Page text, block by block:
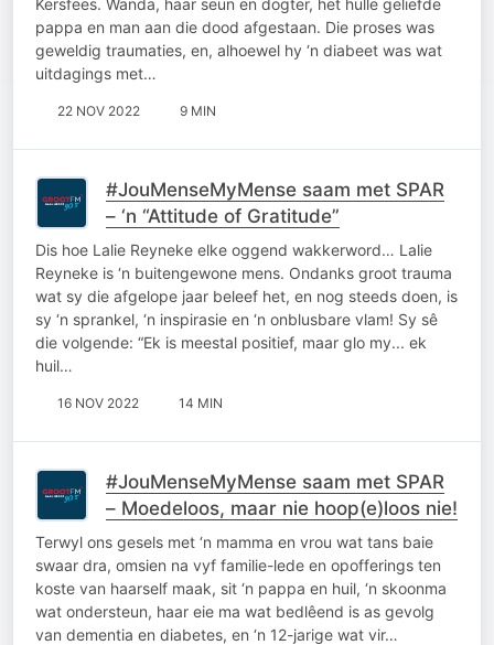
pappa en man aan die dood afgestaan. Die proses was
geweldig traumaties, en, alhoewel hy ‘n diabeet was wat
uitdagings met…
22 NOV 2022 9 MIN
#JouMenseMyMense saam met SPAR
– ‘n “Attitude of Gratitude”
Dis hoe Lalie Reyneke elke oggend wakkerword… Lalie
Reyneke is ‘n buitengewone mens. Ondanks groot trauma
wat sy die afgelope jaar beleef het, en nog steeds doen, is
sy ‘n sprankel, ‘n inspirasie en ‘n onblusbare vlam! Sy sê
die volgende: “Ek is meestal positief, maar glo my... ek
huil…
16 NOV 2022 14 MIN
#JouMenseMyMense saam met SPAR
– Moedeloos, maar nie hoop(e)loos nie!
Terwyl ons gesels met ‘n mamma en vrou wat tans baie
swaar dra, omsien na vyf familie-lede en opofferings ten
koste van haarself maak, sit ‘n pappa en huil, ‘n skoonma
wat ondersteun, haar eie ma wat bedlêend is as gevolg
van dementia en diabetes, en ‘n 12-jarige wat vir…